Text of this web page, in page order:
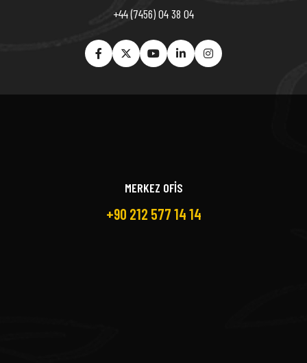
+44 (7456) 04 38 04
MERKEZ OFİS
+90 212 577 14 14